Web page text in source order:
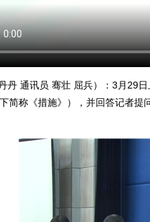
通讯员 骞壮 屈兵）：3月29日
简称《措施》），并回答记者